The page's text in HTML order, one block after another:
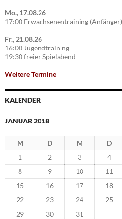
Mo., 17.08.26
17:00 Erwachsenentraining (Anfänger)
Fr., 21.08.26
16:00 Jugendtraining
19:30 freier Spielabend
Weitere Termine
KALENDER
JANUAR 2018
M D M D
1
2 3 4
8
9 10 11
15
16 17 18
22
23 24 25
29
30
31